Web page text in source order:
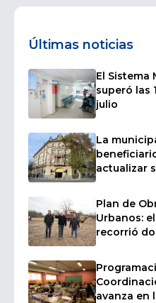
Últimas noticias
El Sistema
superó las
julio
La
actualizar
Plan de
Urbanos:
recorrió
avanza en